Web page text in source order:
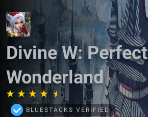
Divine W: Perfect
Wonderland
BLUESTACKS VERIFIED